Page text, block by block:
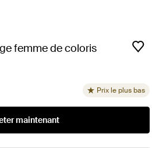
femme de coloris
Prix le plus bas
maintenant